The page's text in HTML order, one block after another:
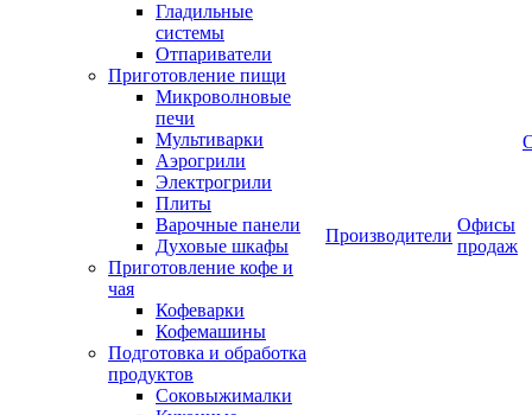
Гладильные
системы
Отпариватели
Приготовление пищи
Микроволновые
печи
Мультиварки
Аэрогрили
Электрогрили
Плиты
Варочные панели
Духовые шкафы
Приготовление кофе и
чая
Кофеварки
Кофемашины
Подготовка и обработка
продуктов
Соковыжималки
Производители
Офисы
продаж